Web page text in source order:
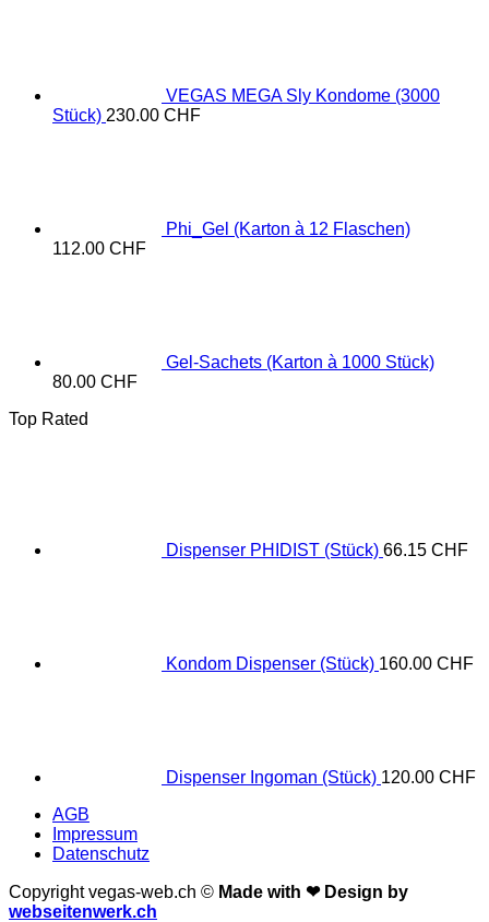
VEGAS MEGA Sly Kondome (3000
Stück) 230.00 CHF
Phi_Gel (Karton à 12 Flaschen)
112.00 CHF
Gel-Sachets (Karton à 1000 Stück)
80.00 CHF
Top Rated
Dispenser PHIDIST (Stück) 66.15 CHF
Kondom Dispenser (Stück) 160.00 CHF
Dispenser Ingoman (Stück) 120.00 CHF
AGB
Impressum
Datenschutz
Copyright vegas-web.ch © Made with ❤ Design by
webseitenwerk.ch